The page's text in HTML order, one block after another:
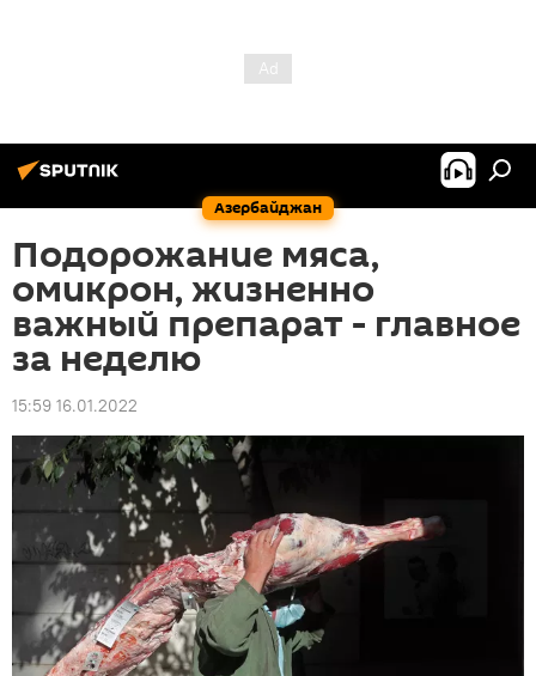
Азербайджан
Подорожание мяса,
омикрон, жизненно
важный препарат - главное
за неделю
15:59 16.01.2022